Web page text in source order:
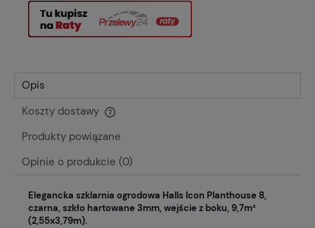
Opis
Koszty dostawy
Cena nie zawiera ewentualnych kosztów płatności
Produkty powiązane
Opinie o produkcie (0)
Elegancka szklarnia ogrodowa Halls Icon Planthouse 8,
czarna, szkło hartowane 3mm, wejście z boku, 9,7m²
(2,55x3,79m).